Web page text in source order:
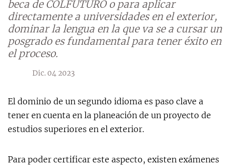
beca de COLFUTURO o para aplicar
directamente a universidades en el exterior,
dominar la lengua en la que va se a cursar un
posgrado es fundamental para tener éxito en
el proceso.
Dic. 04 2023
El dominio de un segundo idioma es paso clave a
tener en cuenta en la planeación de un proyecto de
estudios superiores en el exterior.
Para poder certificar este aspecto, existen exámenes